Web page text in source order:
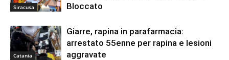
Siracusa
Bloccato
Catania
Giarre, rapina in parafarmacia:
arrestato 55enne per rapina e lesioni
aggravate